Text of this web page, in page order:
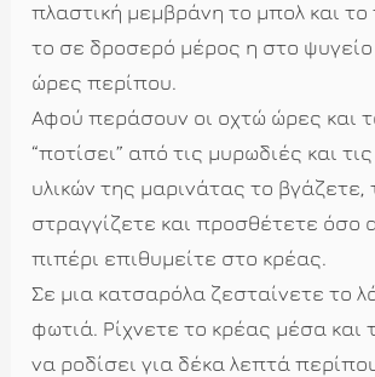
πλαστική μεμβράνη το μπολ και
το σε δροσερό μέρος η στο ψυγείο
ώρες περίπου.
Αφού περάσουν οι οχτώ ώρες και
“ποτίσει” από τις μυρωδιές και
υλικών της μαρινάτας το βγάζετε,
στραγγίζετε και προσθέτετε όσο
πιπέρι επιθυμείτε στο κρέας.
Σε μια κατσαρόλα ζεσταίνετε το
φωτιά. Ρίχνετε το κρέας μέσα και
να ροδίσει για δέκα λεπτά